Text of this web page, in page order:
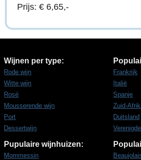
Prijs: € 6,65,-
Wijnen per type:
Rode wijn
Witte wijn
Rosé
Mousserende wijn
Port
Dessertwijn
Frankrijk
Italië
Spanje
Zuid-
Duitsland
Pupulaire wijnhuizen:
Mommessin